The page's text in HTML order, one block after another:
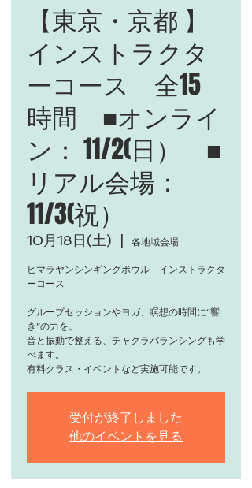
【東京・京都 】
インストラクタ
ーコース 全15
時間 ■オンライ
ン： 11/2(日） ■
リアル会場：
11/3(祝）
10月18日(土)
  |
各地域会場
ヒマラヤンシンギングボウル インストラクタ
ーコース
グループセッションやヨガ、瞑想の時間に“響
き”の力を。
音と振動で整える、チャクラバランシングも学
べます。
有料クラス・イベントなど実施可能です。
受付が終了しました
他のイベントを見る